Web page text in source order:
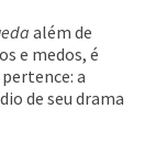
além de
e medos, é
a
de seu drama